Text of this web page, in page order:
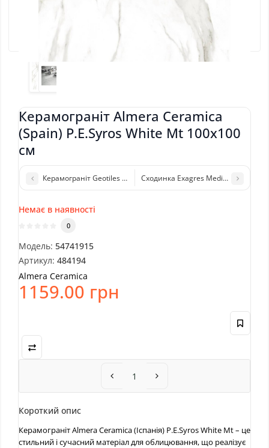
Керамограніт Almera Ceramica
(Spain) P.E.Syros White Mt 100x100
см
Керамограніт Geotiles Ohio Blue 60,8x60,8 см
Сходинка Exagres Mediterraneo
Немає в наявності
0
Модель: 54741915
Артикул: 484194
Almera Ceramica
1159.00 грн
Короткий опис
Керамограніт Almera Ceramica (Іспанія) P.E.Syros White Mt – це
стильний і сучасний матеріал для облицювання, що реалізує